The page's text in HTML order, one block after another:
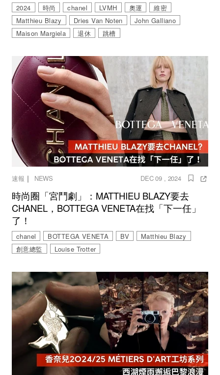
2024 時尚 chanel LVMH 奧運
維密
Matthieu Blazy
Dries Van Noten
John Galliano
Maison Margiela
退休 跳槽
速報 ｜ NEWS DEC 09 , 2024
時尚圈「宮鬥劇」：MATTHIEU BLAZY要去
CHANEL，BOTTEGA VENETA在找「下一任」
了！
chanel BOTTEGA VENETA BV
Matthieu Blazy
創意總監
Louise Trotter